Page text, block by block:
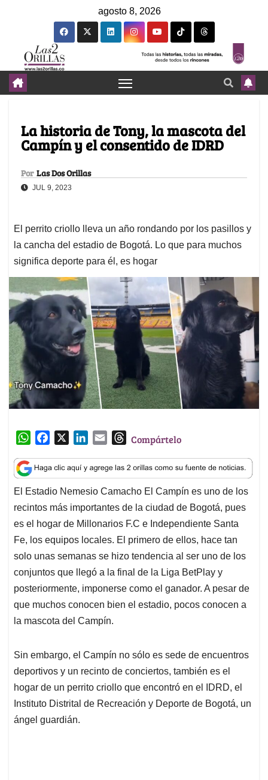
agosto 8, 2026
La historia de Tony, la mascota del
Campín y el consentido de IDRD
Por Las Dos Orillas
JUL 9, 2023
El perrito criollo lleva un año rondando por los pasillos y
la cancha del estadio de Bogotá. Lo que para muchos
significa deporte para él, es hogar
W
a
t
s
A
p
p
c
e
b
o
o
k
n
k
e
d
I
n
a
i
l
T
r
e
a
d
s
Compártelo
El Estadio Nemesio Camacho El Campín es uno de los
recintos más importantes de la ciudad de Bogotá, pues
es el hogar de Millonarios F.C e Independiente Santa
Fe, los equipos locales. El primero de ellos, hace tan
solo unas semanas se hizo tendencia al ser uno de los
conjuntos que llegó a la final de la Liga BetPlay y
posteriormente, imponerse como el ganador. A pesar de
que muchos conocen bien el estadio, pocos conocen a
la mascota del Campín.
Sin embargo, el Campín no sólo es sede de encuentros
deportivos y un recinto de conciertos, también es el
hogar de un perrito criollo que encontró en el IDRD, el
Instituto Distrital de Recreación y Deporte de Bogotá, un
ángel guardián.